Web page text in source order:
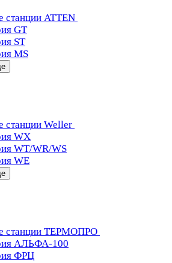
станции ATTEN
GT
ST
MS
станции Weller
WX
WT/WR/WS
WE
станции ТЕРМОПРО
АЛЬФА-100
ФРЦ